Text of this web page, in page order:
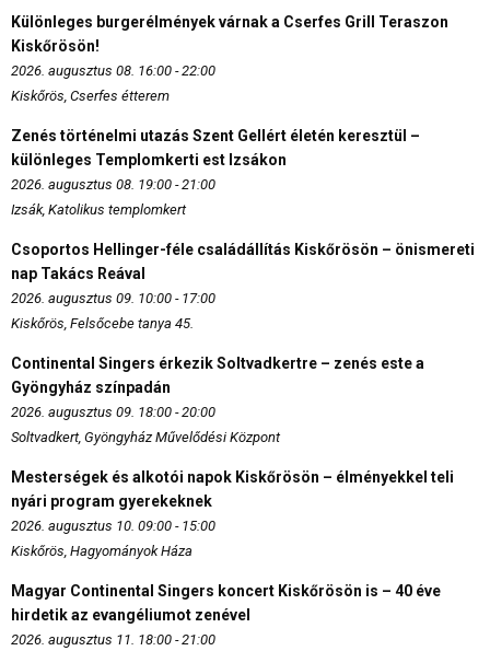
Különleges burgerélmények várnak a Cserfes Grill Teraszon
Kiskőrösön!
2026. augusztus 08. 16:00 - 22:00
Kiskőrös, Cserfes étterem
Zenés történelmi utazás Szent Gellért életén keresztül –
különleges Templomkerti est Izsákon
2026. augusztus 08. 19:00 - 21:00
Izsák, Katolikus templomkert
Csoportos Hellinger-féle családállítás Kiskőrösön – önismereti
nap Takács Reával
2026. augusztus 09. 10:00 - 17:00
Kiskőrös, Felsőcebe tanya 45.
Continental Singers érkezik Soltvadkertre – zenés este a
Gyöngyház színpadán
2026. augusztus 09. 18:00 - 20:00
Soltvadkert, Gyöngyház Művelődési Központ
Mesterségek és alkotói napok Kiskőrösön – élményekkel teli
nyári program gyerekeknek
2026. augusztus 10. 09:00 - 15:00
Kiskőrös, Hagyományok Háza
Magyar Continental Singers koncert Kiskőrösön is – 40 éve
hirdetik az evangéliumot zenével
2026. augusztus 11. 18:00 - 21:00